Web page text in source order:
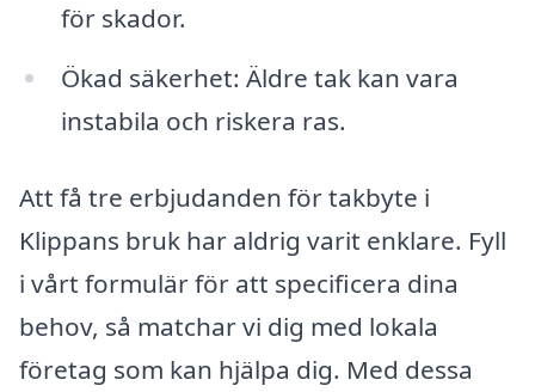
för skador.
Ökad säkerhet: Äldre tak kan vara
instabila och riskera ras.
Att få tre erbjudanden för takbyte i
Klippans bruk har aldrig varit enklare. Fyll
i vårt formulär för att specificera dina
behov, så matchar vi dig med lokala
företag som kan hjälpa dig. Med dessa